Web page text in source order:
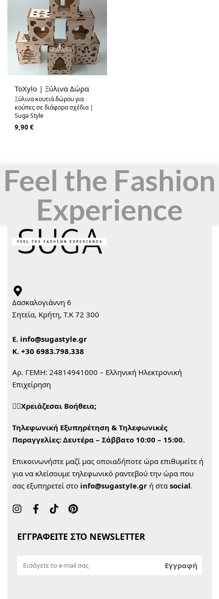
ToXylo | Ξύλινα Δώρα
Ξύλινα κουτιά δώρου για
κούπες σε διάφορα σχέδια |
Suga Style
9,90 €
Feel the Fashion
Experience
Δασκαλογιάννη 6
Σητεία, Κρήτη, Τ.Κ 72 300
Ε. info@sugastyle.gr
Κ. +30 6983.798.338
Αρ. ΓΕΜΗ: 24814941000 – Ελληνική Ηλεκτρονική
Επιχείρηση
🙋‍♀️Χρειάζεσαι Βοήθεια;
Τηλεφωνική Εξυπηρέτηση & Τηλεφωνικές
Παραγγελίες: Δευτέρα – Σάββατο 10:00 – 15:00.
Επικοινωνήστε μαζί μας οποιαδήποτε ώρα επιθυμείτε ή
για να κλείσουμε τηλεφωνικό ραντεβού την ώρα που
σας εξυπηρετεί στο info@sugastyle.gr ή στα social.
ΕΓΓΡΑΦΕΙΤΕ ΣΤΟ NEWSLETTER